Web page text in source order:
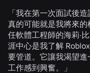
「我在第一次面試後
真的可能就是我將來
任軟體工程師的海莉·
涯中心是我了解
要管道。它讓我渴望
工作感到興奮。」